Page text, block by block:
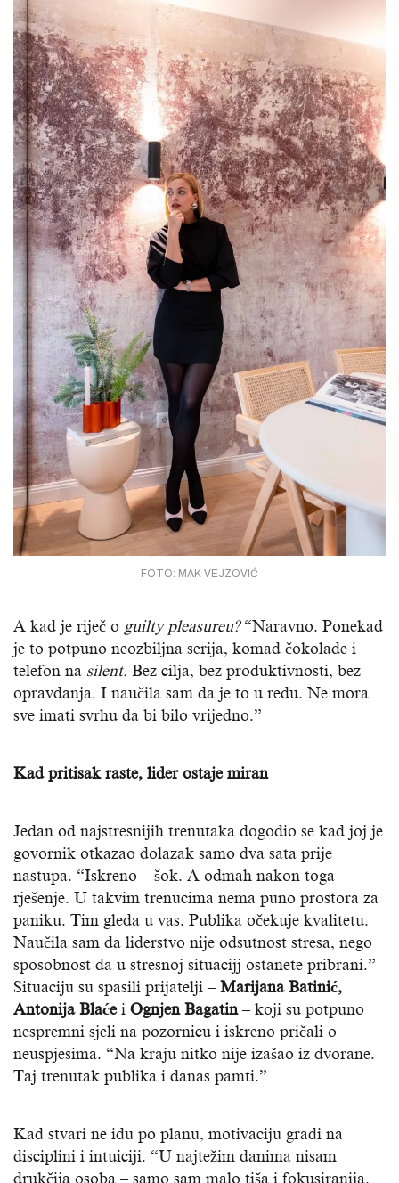
FOTO: MAK VEJZOVIĆ
A kad je riječ o guilty pleasureu?“Naravno. Ponekad
je to potpuno neozbiljna serija, komad čokolade i
telefon na silent. Bez cilja, bez produktivnosti, bez
opravdanja. I naučila sam da je to u redu. Ne mora
sve imati svrhu da bi bilo vrijedno.”
Kad pritisak raste, lider ostaje miran
Jedan od najstresnijih trenutaka dogodio se kad joj je
govornik otkazao dolazak samo dva sata prije
nastupa. “Iskreno – šok. A odmah nakon toga
rješenje. U takvim trenucima nema puno prostora za
paniku. Tim gleda u vas. Publika očekuje kvalitetu.
Naučila sam da liderstvo nije odsutnost stresa, nego
sposobnost da u stresnoj situacijj ostanete pribrani.”
Situaciju su spasili prijatelji – Marijana Batinić,
Antonija Blaćei Ognjen Bagatin– koji su potpuno
nespremni sjeli na pozornicu i iskreno pričali o
neuspjesima. “Na kraju nitko nije izašao iz dvorane.
Taj trenutak publika i danas pamti.”
Kad stvari ne idu po planu, motivaciju gradi na
disciplini i intuiciji. “U najtežim danima nisam
drukčija osoba – samo sam malo tiša i fokusiranija.